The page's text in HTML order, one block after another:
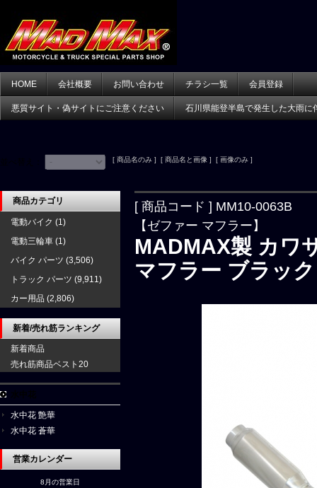
HOME 会社概要 お問い合わせ チラシ一覧 会員登録
悪質サイト・偽サイトにご注意ください 石川県能登半島で発生した大雨に
[ 商品名のみ ] [ 商品名と画像 ] [ 画像のみ ]
[ 商品コード ] MM10-0063B
【ゼファー マフラー】
MADMAX製 カワ
マフラー ブラック
商品カテゴリ
電動バイク (1)
電動三輪車 (1)
バイク パーツ (3,506)
トラック パーツ (9,911)
カー用品 (2,806)
新着/売れ筋ランキング
新着商品
売れ筋商品ベスト20
水中花 艶華
水中花 蒼華
営業カレンダー
8月の営業日